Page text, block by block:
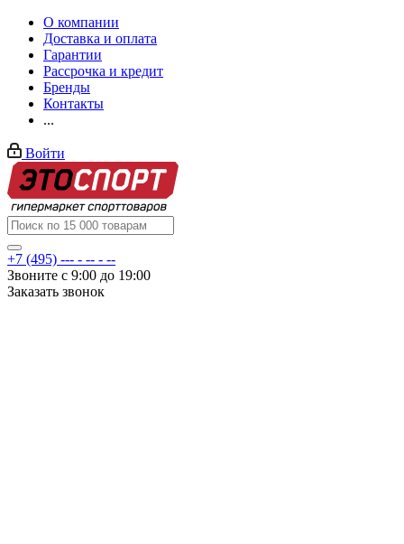
О компании
Доставка и оплата
Гарантии
Рассрочка и кредит
Бренды
Контакты
...
Войти
+7 (495) --- - -- - --
Звоните с 9:00 до 19:00
Заказать звонок